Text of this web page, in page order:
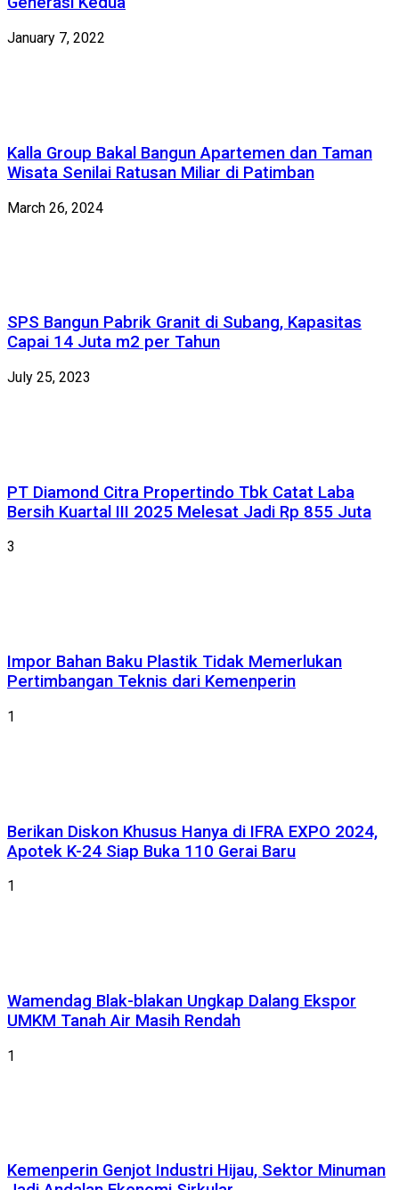
January 7, 2022
Kalla Group Bakal Bangun Apartemen dan Taman
Wisata Senilai Ratusan Miliar di Patimban
March 26, 2024
SPS Bangun Pabrik Granit di Subang, Kapasitas
Capai 14 Juta m2 per Tahun
July 25, 2023
PT Diamond Citra Propertindo Tbk Catat Laba
Bersih Kuartal III 2025 Melesat Jadi Rp 855 Juta
3
Impor Bahan Baku Plastik Tidak Memerlukan
Pertimbangan Teknis dari Kemenperin
1
Berikan Diskon Khusus Hanya di IFRA EXPO 2024,
Apotek K-24 Siap Buka 110 Gerai Baru
1
Wamendag Blak-blakan Ungkap Dalang Ekspor
UMKM Tanah Air Masih Rendah
1
Kemenperin Genjot Industri Hijau, Sektor Minuman